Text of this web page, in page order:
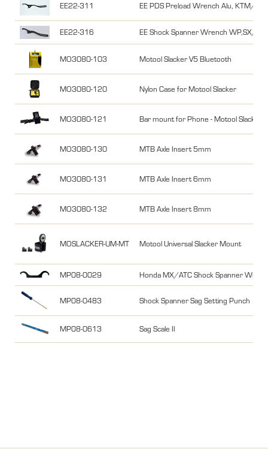
EE22-311 EE PDS Preload Wrench Alu, KTM/
EE22-316 EE Shock Spanner Wrench WP,SX/
MO3080-103 Motool Slacker V5 Bluetooth
MO3080-120 Nylon Case for Motool Slacker
MO3080-121 Bar mount for Phone - Motool Slacker
MO3080-130 MTB Axle Insert 5mm
MO3080-131 MTB Axle Insert 6mm
MO3080-132 MTB Axle Insert 8mm
MOSLACKER-UM-MT Motool Universal Slacker Mount
MP08-0029 Honda MX/ATC Shock Spanner
MP08-0483 Shock Spanner Sag Setting Punch
MP08-0613 Sag Scale II